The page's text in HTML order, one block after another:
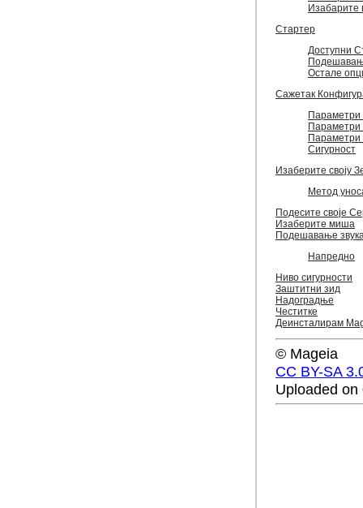
Стартер
Доступни
Остале
Сажетак
Параметри
Сигурност
Изаберите своју
Метод
Подесите своје
Изаберите миша
Подешавање
Напредно
Ниво сигурности
Заштитни зид
Надоградње
Честитке
Деинсталирам
© Mageia
CC BY-SA
Uploaded